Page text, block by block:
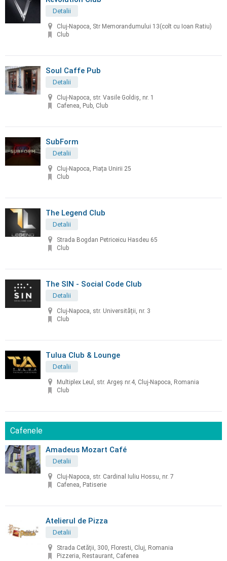
Detalii
Cluj-Napoca, Str Memorandumului 13(colt cu Ioan Ratiu)
Club
Soul Caffe Pub
Detalii
Cluj-Napoca, str. Vasile Goldiș, nr. 1
Cafenea, Pub, Club
SubForm
Detalii
Cluj-Napoca, Piața Unirii 25
Club
The Legend Club
Detalii
Strada Bogdan Petriceicu Hasdeu 65
Club
The SIN - Social Code Club
Detalii
Cluj-Napoca, str. Universității, nr. 3
Club
Tulua Club & Lounge
Detalii
Multiplex Leul, str. Argeș nr.4, Cluj-Napoca, Romania
Club
Cafenele
Amadeus Mozart Café
Detalii
Cluj-Napoca, str. Cardinal Iuliu Hossu, nr. 7
Cafenea, Patiserie
Atelierul de Pizza
Detalii
Strada Cetăţii, 300, Floresti, Cluj, Romania
Pizzeria, Restaurant, Cafenea